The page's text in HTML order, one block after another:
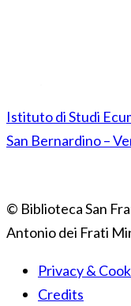
Istituto di Studi
San Bernardino –
© Biblioteca San
Antonio dei Frati
Privacy &
Credits